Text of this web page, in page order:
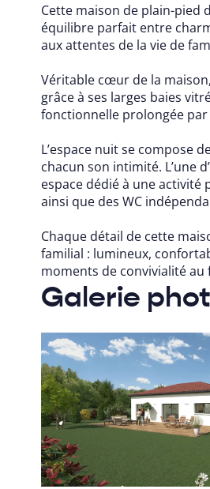
Cette maison de plain-pied
équilibre parfait entre
aux attentes de la vie de
Véritable cœur de la
grâce à ses larges baies
fonctionnelle prolongée
L’espace nuit se compose
chacun son intimité. L’une
espace dédié à une activité
ainsi que des WC
Chaque détail de cette
familial : lumineux,
moments de convivialité au
Galerie